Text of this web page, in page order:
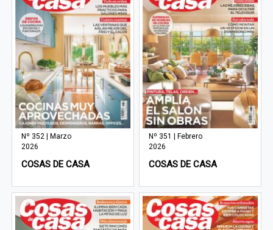
Nº 352 | Marzo
2026
COSAS DE CASA
Nº 351 | Febrero
2026
COSAS DE CASA